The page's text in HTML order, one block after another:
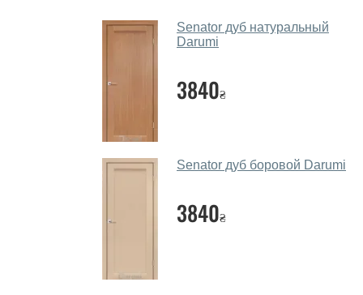
Senator дуб натуральный
Darumi
3840₴
Senator дуб боровой Darumi
3840₴